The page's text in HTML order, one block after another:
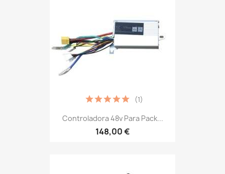
Controladora 48v Para Pack...
148,00 €
(1)